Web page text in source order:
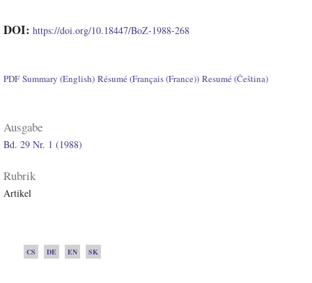
DOI: https://doi.org/10.18447/BoZ-1988-268
PDF Summary (English) Résumé (Français (France)) Resumé (Čeština)
Ausgabe
Bd. 29 Nr. 1 (1988)
Rubrik
Artikel
CS DE EN SK